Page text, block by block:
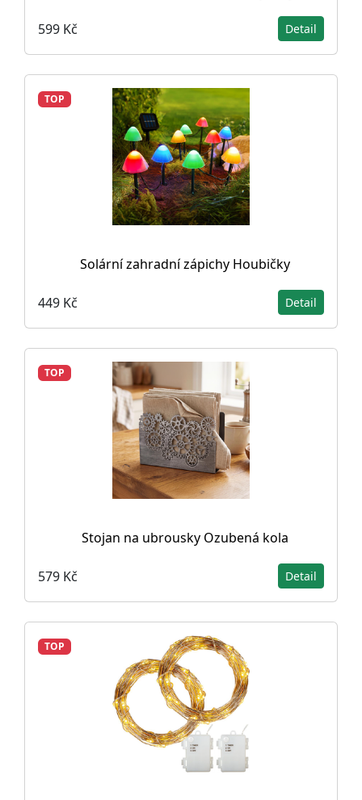
599 Kč Detail
TOP
Solární zahradní zápichy Houbičky
449 Kč Detail
TOP
Stojan na ubrousky Ozubená kola
579 Kč Detail
TOP